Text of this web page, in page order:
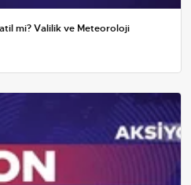
mi? Valilik ve Meteoroloji